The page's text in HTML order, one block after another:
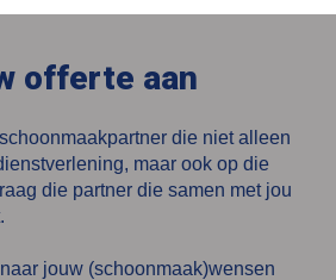
offerte aan
die niet alleen
maar ook op die
die partner die samen met jou
jouw (schoonmaak)wensen